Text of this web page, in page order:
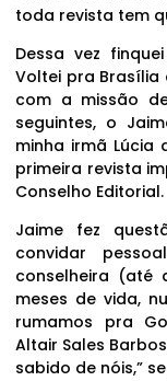
toda revista tem
Dessa vez
Voltei pra
com a missão
seguintes, o
minha irmã Lúcia
primeira revista
Conselho Editorial.
Jaime fez
convidar
conselheira (até
meses de vida,
rumamos pra
Altair Sales
sabido de nóis,”